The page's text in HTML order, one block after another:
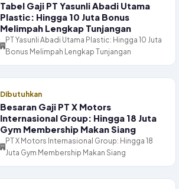
Tabel Gaji PT Yasunli Abadi Utama
Plastic: Hingga 10 Juta Bonus
Melimpah Lengkap Tunjangan
PT Yasunli Abadi Utama Plastic: Hingga 10 Juta
Bonus Melimpah Lengkap Tunjangan
Dibutuhkan
Besaran Gaji PT X Motors
Internasional Group: Hingga 18 Juta
Gym Membership Makan Siang
PT X Motors Internasional Group: Hingga 18
Juta Gym Membership Makan Siang